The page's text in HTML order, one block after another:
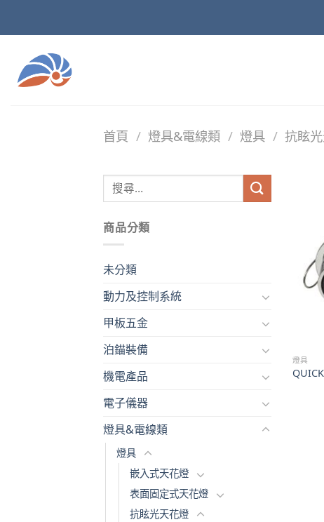
首頁 / 燈具&電線類 / 燈具 / 抗眩
商品分類
未分類
動力及控制系統
甲板五金
泊錨裝備
機電產品
電子儀器
燈具&電線類
燈具
嵌入式天花燈
表面固定式天花燈
抗眩光天花燈
燈具